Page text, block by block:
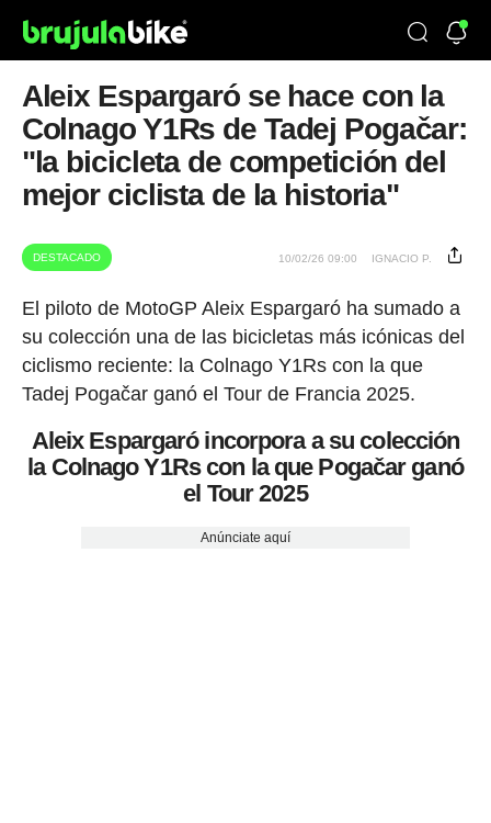
Aleix Espargaró se hace con la
Colnago Y1Rs de Tadej Pogačar:
"la bicicleta de competición del
mejor ciclista de la historia"
DESTACADO 10/02/26 09:00 IGNACIO P.
El piloto de MotoGP Aleix Espargaró ha sumado a
su colección una de las bicicletas más icónicas del
ciclismo reciente: la Colnago Y1Rs con la que
Tadej Pogačar ganó el Tour de Francia 2025.
Aleix Espargaró incorpora a su colección
la Colnago Y1Rs con la que Pogačar ganó
el Tour 2025
Anúnciate aquí